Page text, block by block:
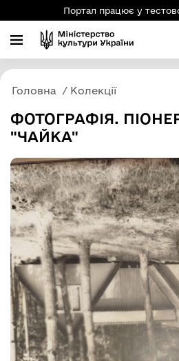
Портал працює у
Головна Колекції
ФОТОГРАФІЯ.
"ЧАЙКА"